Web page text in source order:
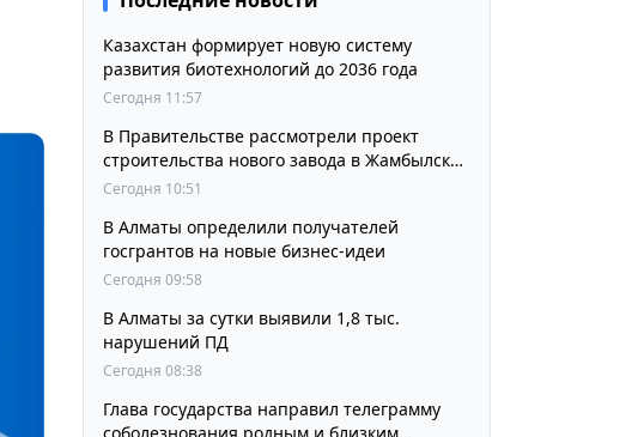
Казахстан формирует новую систему
развития биотехнологий до 2036 года
Сегодня 11:57
В Правительстве рассмотрели проект
строительства нового завода в Жамбылской
области
Сегодня 10:51
В Алматы определили получателей
госгрантов на новые бизнес-идеи
Сегодня 09:58
В Алматы за сутки выявили 1,8 тыс.
нарушений ПД
Сегодня 08:38
Глава государства направил телеграмму